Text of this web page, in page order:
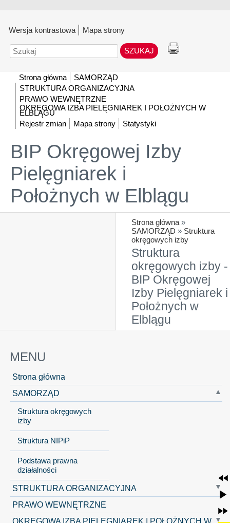
Wersja kontrastowa Mapa strony
Szukaj
Strona główna
SAMORZĄD
STRUKTURA ORGANIZACYJNA
PRAWO WEWNĘTRZNE
OKRĘGOWA IZBA PIELĘGNIAREK I POŁOŻNYCH W
ELBLĄGU
Rejestr zmian
Mapa strony Statystyki
BIP Okręgowej Izby
Pielęgniarek i
Położnych w Elblągu
Strona główna »
SAMORZĄD » Struktura
okręgowych izby
Struktura
okręgowych izby -
BIP Okręgowej
Izby Pielęgniarek i
Położnych w
Elblągu
MENU
Strona główna
SAMORZĄD
Struktura okręgowych
izby
Struktura NIPiP
Podstawa prawna
działalności
STRUKTURA ORGANIZACYJNA
PRAWO WEWNĘTRZNE
OKRĘGOWA IZBA PIELĘGNIAREK I POŁOŻNYCH W